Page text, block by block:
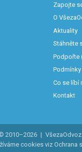
Zapojte
O
Aktuality
Stáhněte
Podpořte
Co se líbí
Kontakt
2010–2026 |
cookies viz Ochrana